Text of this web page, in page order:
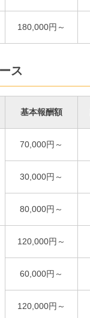
180,000円～
ス
基本報酬額
70,000円～
30,000円～
80,000円～
120,000円～
60,000円～
120,000円～